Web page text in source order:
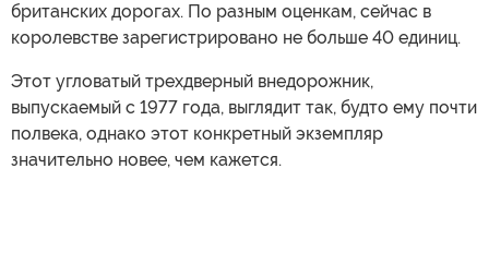
британских дорогах. По разным оценкам, сейчас в
королевстве зарегистрировано не больше 40 единиц.
Этот угловатый трехдверный внедорожник,
выпускаемый с 1977 года, выглядит так, будто ему почти
полвека, однако этот конкретный экземпляр
значительно новее, чем кажется.